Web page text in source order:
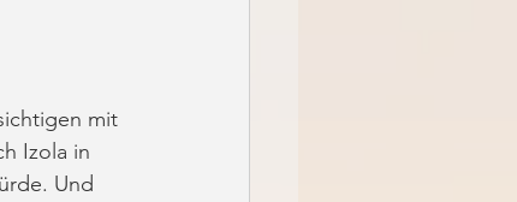
mit
Izola in
Und